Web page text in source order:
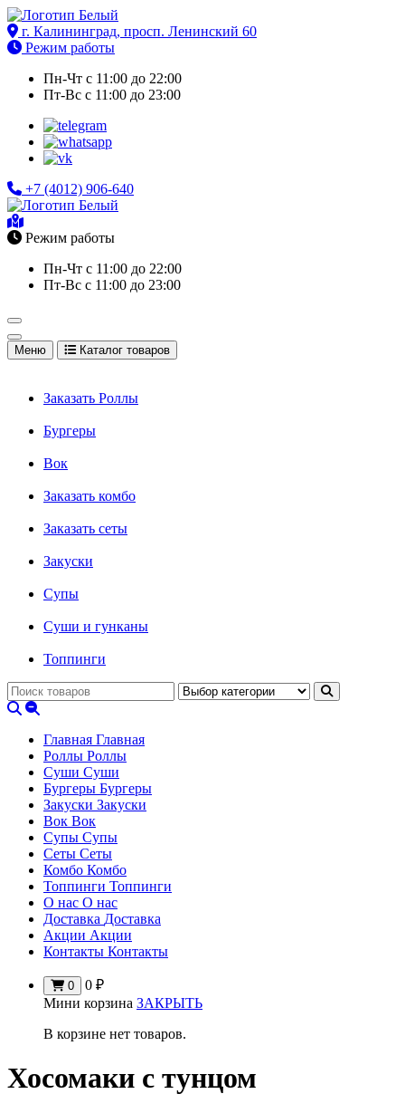
Перейти
к
содержимому
Доставка еды в Калининграде. Роллы, суши, сеты, комбо,
г. Калининград, просп. Ленинский 60
Режим работы
Пн-Чт с 11:00 до 22:00
Пт-Вс с 11:00 до 23:00
+7 (4012) 906-640
Доставка еды в Калининграде. Роллы, суши, сеты, комбо,
Режим работы
Пн-Чт с 11:00 до 22:00
Пт-Вс с 11:00 до 23:00
Меню Каталог товаров
Заказать Роллы
Бургеры
Вок
Заказать комбо
Заказать сеты
Закуски
Супы
Суши и гунканы
Топпинги
Главная Главная
Роллы Роллы
Суши Суши
Бургеры Бургеры
Закуски Закуски
Вок Вок
Супы Супы
Сеты Сеты
Комбо Комбо
Топпинги Топпинги
О нас О нас
Доставка Доставка
Акции Акции
Контакты Контакты
0 0 ₽
Мини корзина ЗАКРЫТЬ
В корзине нет товаров.
Хосомаки с тунцом